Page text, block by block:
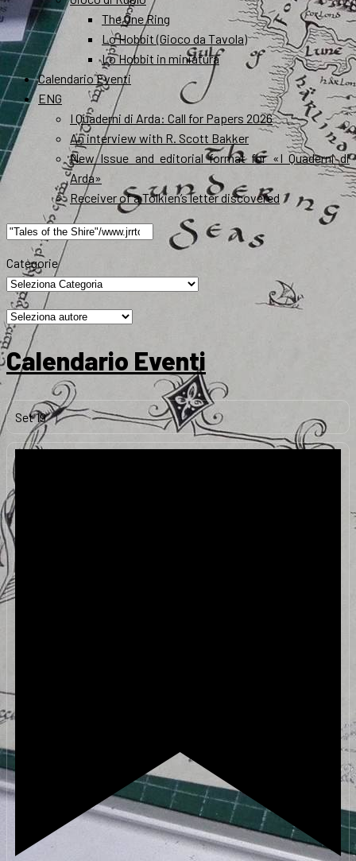
The One Ring
Lo Hobbit (Gioco da Tavola)
Lo Hobbit in miniatura
Calendario Eventi
ENG
I Quaderni di Arda: Call for Papers 2026
An interview with R. Scott Bakker
New Issue and editorial format for «I Quaderni di
Arda»
Receiver of a Tolkien’s letter discovered
Ricerca
Categorie
Calendario Eventi
Set19